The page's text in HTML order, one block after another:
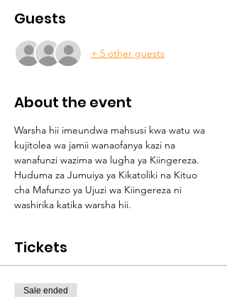
Guests
+ 5 other guests
About the event
Warsha hii imeundwa mahsusi kwa watu wa
kujitolea wa jamii wanaofanya kazi na
wanafunzi wazima wa lugha ya Kiingereza.
Huduma za Jumuiya ya Kikatoliki na Kituo
cha Mafunzo ya Ujuzi wa Kiingereza ni
washirika katika warsha hii.
Tickets
Sale ended